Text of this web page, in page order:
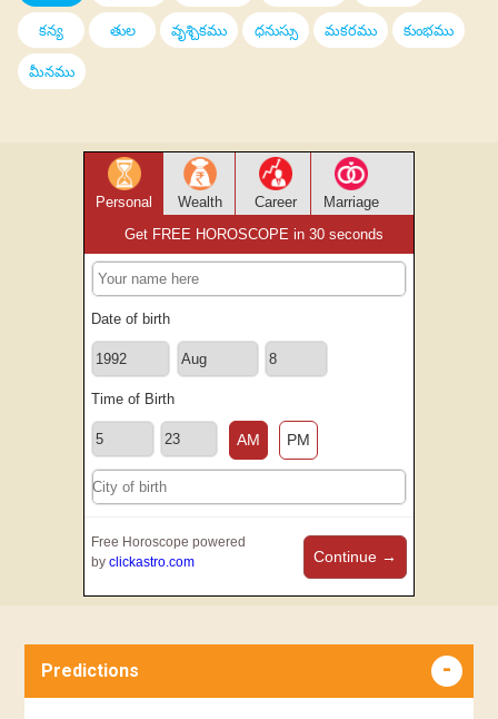
కన్య తుల వృశ్చికము ధనుస్సు మకరము కుంభము
మీనము
Personal Wealth Career Marriage
Get FREE HOROSCOPE in 30 seconds
Date of birth
Time of Birth
AM PM
Free Horoscope powered
by clickastro.com Continue →
Predictions